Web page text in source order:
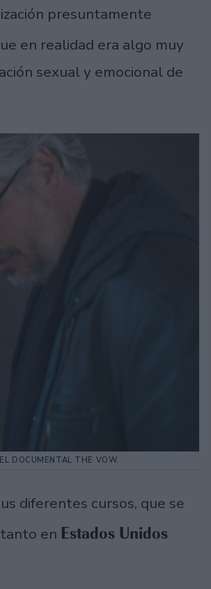
presuntamente
en realidad era algo muy
sexual y emocional de
DOCUMENTAL THE VOW.
diferentes cursos, que se
en Estados Unidos